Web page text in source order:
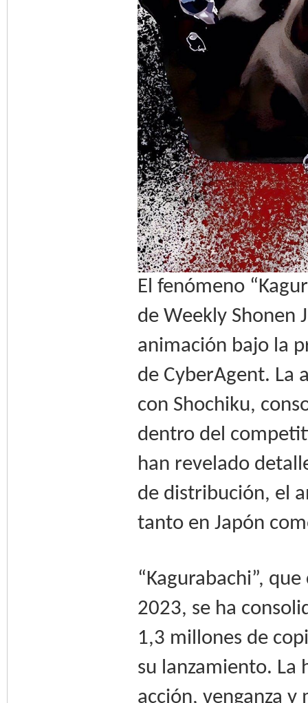
El fenómeno
de Weekly Shonen
animación bajo la
de CyberAgent. La
con Shochiku,
dentro del
han revelado
de distribución, el
tanto en Japón
“Kagurabachi”,
2023, se ha
1,3 millones de
su lanzamiento. La
acción, venganza y